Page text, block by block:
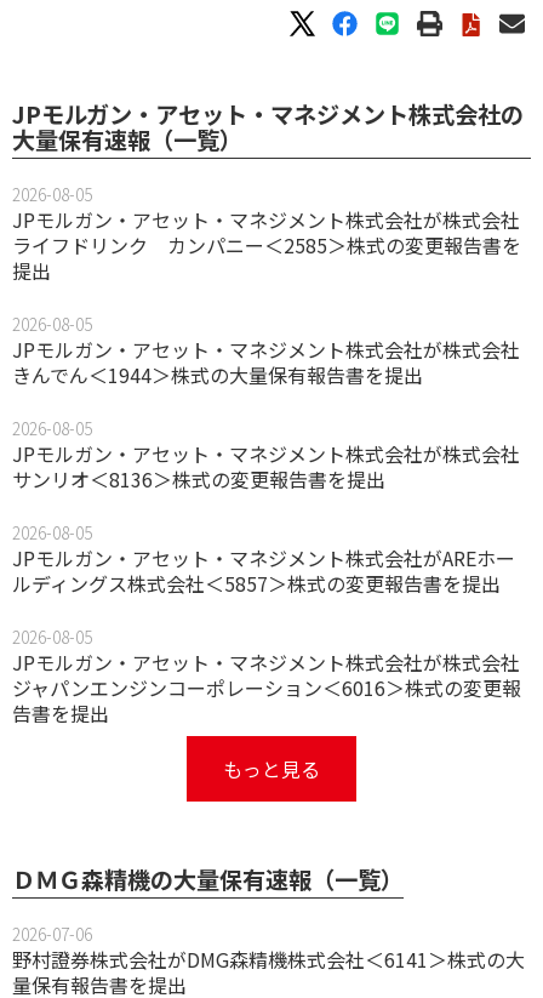
JPモルガン・アセット・マネジメント株式会社の
大量保有速報（一覧）
2026-08-05
JPモルガン・アセット・マネジメント株式会社が株式会社
ライフドリンク カンパニー＜2585＞株式の変更報告書を
提出
2026-08-05
JPモルガン・アセット・マネジメント株式会社が株式会社
きんでん＜1944＞株式の大量保有報告書を提出
2026-08-05
JPモルガン・アセット・マネジメント株式会社が株式会社
サンリオ＜8136＞株式の変更報告書を提出
2026-08-05
JPモルガン・アセット・マネジメント株式会社がAREホー
ルディングス株式会社＜5857＞株式の変更報告書を提出
2026-08-05
JPモルガン・アセット・マネジメント株式会社が株式会社
ジャパンエンジンコーポレーション＜6016＞株式の変更報
告書を提出
もっと見る
ＤＭＧ森精機の大量保有速報（一覧）
2026-07-06
野村證券株式会社がDMG森精機株式会社＜6141＞株式の大
量保有報告書を提出